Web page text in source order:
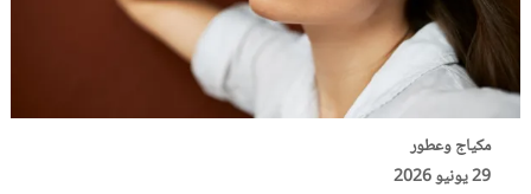
مكياج وعطور
29 يونيو 2026